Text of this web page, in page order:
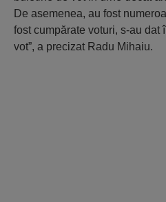
De asemenea, au fost
fost cumpărate voturi, s-au dat
vot”, a precizat Radu Mihaiu.